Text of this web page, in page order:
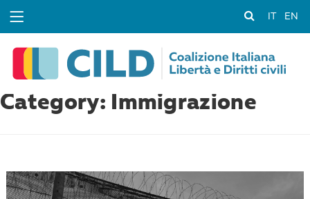
EN
Category: Immigrazione